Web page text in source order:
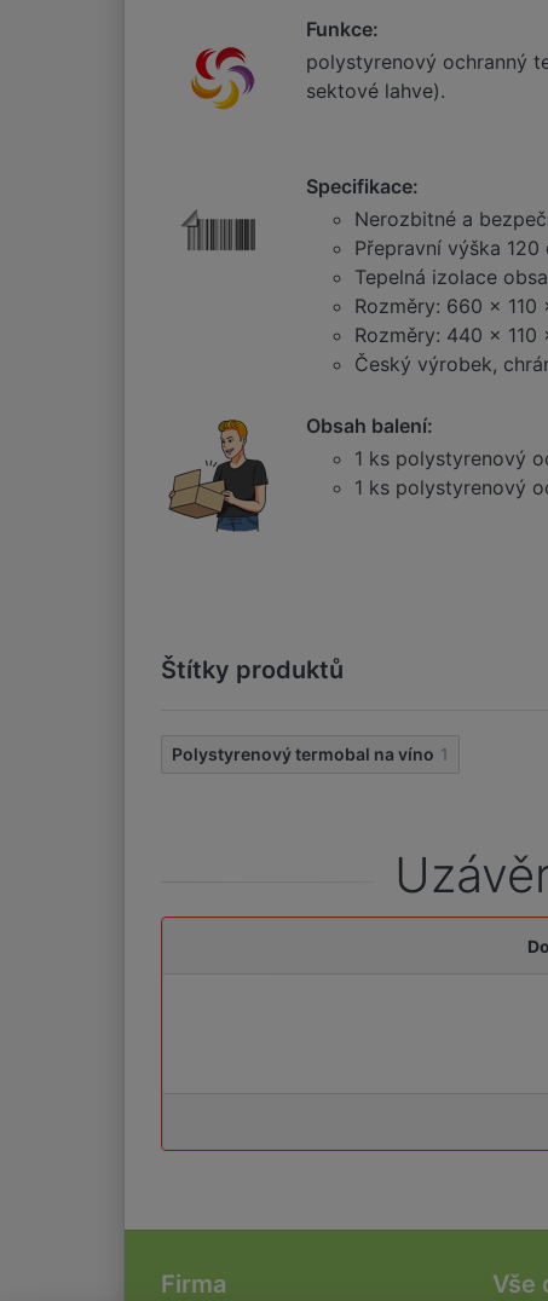
Funkce:
polystyrenový ochranný
sektové lahve).
Specifikace:
Nerozbitné a
Přepravní výška 120
Tepelná izolace
Rozměry: 660 x
Rozměry: 440 x
Český výrobek,
Obsah balení:
1 ks polystyrenový
1 ks polystyrenový
Štítky produktů
Polystyrenový termobal na víno 1
Firma Vše